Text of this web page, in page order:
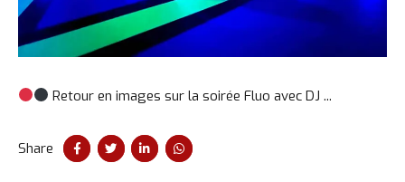
Retour en images sur la soirée Fluo avec DJ ...
Share